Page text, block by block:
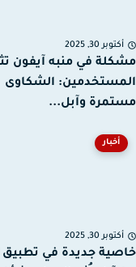
30, 2025
في منبه آيفون تثير
الشكاوى
وآبل...
أخبار
30, 2025
جديدة في تطبيق